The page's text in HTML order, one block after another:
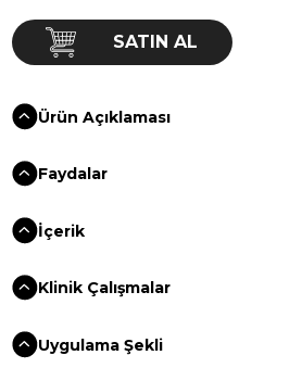
SATIN AL
Ürün Açıklaması
Faydalar
İçerik
Klinik Çalışmalar
Uygulama Şekli